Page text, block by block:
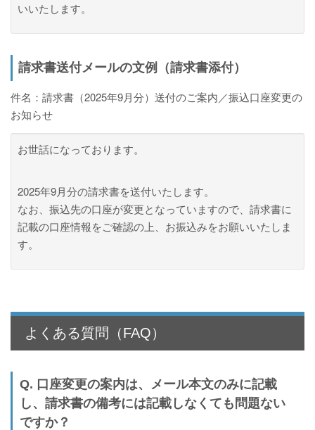
いいたします。
請求書送付メールの文例（請求書添付）
件名：請求書（2025年9月分）送付のご案内／振込口座変更の
お知らせ
お世話になっております。
2025年9月分の請求書を送付いたします。
なお、振込先の口座が変更となっていますので、請求書に
記載の口座情報をご確認の上、お振込みをお願いいたしま
す。
よくある質問（FAQ）
Q. 口座変更の案内は、メール本文のみに記載
し、請求書の備考には記載しなくても問題ない
ですか？